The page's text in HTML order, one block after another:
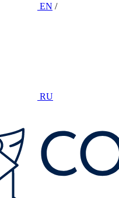
EN /
RU